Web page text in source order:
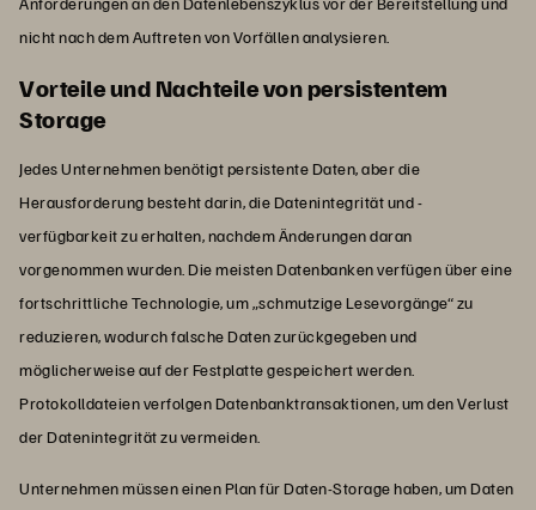
nicht nach dem Auftreten von Vorfällen analysieren.
Vorteile und Nachteile von persistentem
Storage
Jedes Unternehmen benötigt persistente Daten, aber die
Herausforderung besteht darin, die Datenintegrität und -
verfügbarkeit zu erhalten, nachdem Änderungen daran
vorgenommen wurden. Die meisten Datenbanken verfügen über eine
fortschrittliche Technologie, um „schmutzige Lesevorgänge“ zu
reduzieren, wodurch falsche Daten zurückgegeben und
möglicherweise auf der Festplatte gespeichert werden.
Protokolldateien verfolgen Datenbanktransaktionen, um den Verlust
der Datenintegrität zu vermeiden.
Unternehmen müssen einen Plan für Daten-Storage haben, um Daten